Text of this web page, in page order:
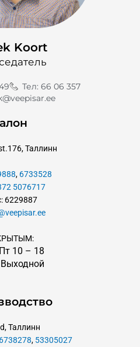
Koort
Тел: 66 06 357
Таллинн
, 6733528
5076717
6229887
10 – 18
Таллинн
6738278, 53305027